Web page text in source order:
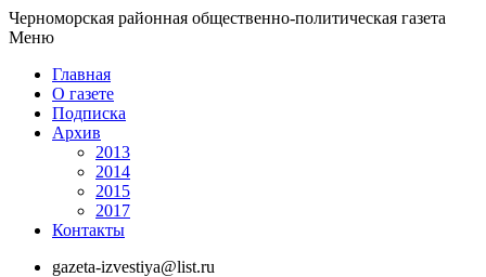
Черноморская районная общественно-политическая газета
Меню
Главная
О газете
Подписка
Архив
2013
2014
2015
2017
Контакты
gazeta-izvestiya@list.ru